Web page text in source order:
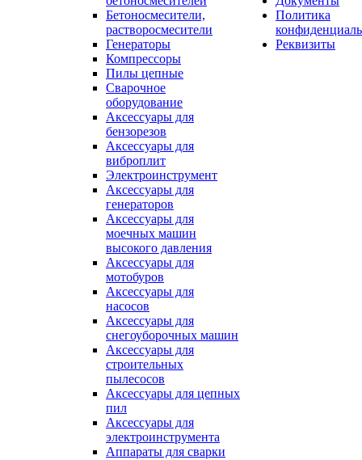
Бетоносмесители,
растворосмесители
Генераторы
Компрессоры
Пилы цепные
Сварочное
оборудование
Аксессуары для
бензорезов
Аксессуары для
виброплит
Электроинструмент
Аксессуары для
генераторов
Аксессуары для
моечных машин
высокого давления
Аксессуары для
мотобуров
Аксессуары для
насосов
Аксессуары для
снегоуборочных машин
Аксессуары для
строительных
пылесосов
Аксессуары для цепных
пил
Аксессуары для
электроинструмента
Аппараты для сварки
Политика
Реквизиты